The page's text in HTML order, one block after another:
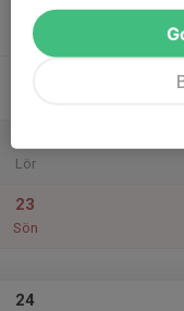
Tor
Lör
23
Sön
24